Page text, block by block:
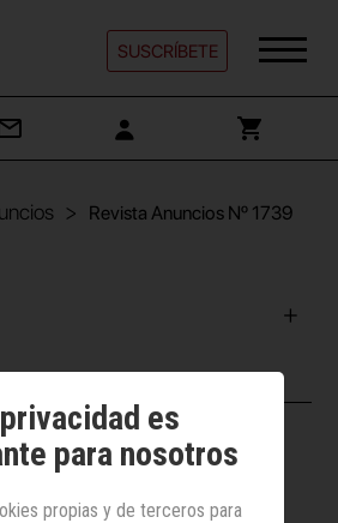
SUSCRÍBETE
Revista Anuncios Nº 1739
es
para nosotros
propias y de terceros para